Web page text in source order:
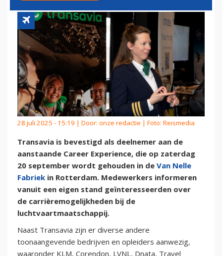
28 juli 2025 - 15:19 | Door: onze redactie | Foto: Reismedia
Transavia is bevestigd als deelnemer aan de
aanstaande Career Experience, die op zaterdag
20 september wordt gehouden in de Van Nelle
Fabriek in Rotterdam. Medewerkers informeren
vanuit een eigen stand geïnteresseerden over
de carrièremogelijkheden bij de
luchtvaartmaatschappij.
Naast Transavia zijn er diverse andere
toonaangevende bedrijven en opleiders aanwezig,
waaronder KLM, Corendon, LVNL, Dnata, Travel